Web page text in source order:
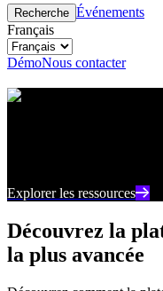
Recherche Événements
Français
DémoNous contacter
Centre de
Explorer les ressources
Découvrez la
la plus avancée